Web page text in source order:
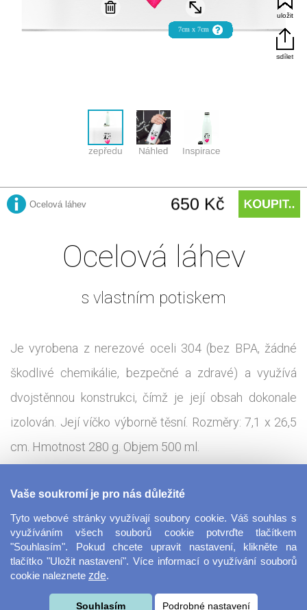
Ocelová láhev
s vlastním potiskem
Je vyrobena z nerezové oceli 304 (bez BPA, žádné
škodlivé chemikálie, bezpečné a zdravé) a využívá
dvojstěnnou konstrukci, čímž je její obsah dokonale
izolován. Její víčko výborně těsní. Rozměry: 7,1 x 26,5
cm. Hmotnost 280 g. Objem 500 ml.
Ocelová láhev ve tvaru Coly je skvělým doplňkem na
turistických cestách. Láhev skvěle udrží váš nápoj
teplý a nebo naopak studený. S vlastním potiskem se z
Vaše soukromí je pro nás důležité
Tyto webové stránky využívají soubory cookie. Váš souhlas s
využíváním všech souborů cookie potvrďte tlačítkem
"Souhlasím". Pokud chcete upravit nastavení, klikněte na
tlačítko "Uložit nastavení". Více informací o využívání souborů
cookie naleznete zde.
Souhlasím Podrobné nastavení